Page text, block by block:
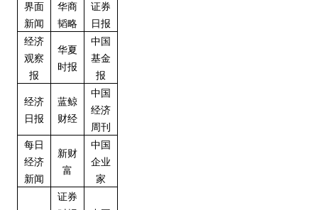
界面
新闻
华商
韬略
证券
日报
经济
观察
报
华夏
时报
中国
基金
报
经济
日报
蓝鲸
财经
中国
经济
周刊
每日
经济
新闻
新财
富
中国
企业
家
证券